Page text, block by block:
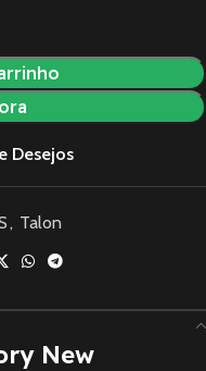
Desejos
, Talon
New